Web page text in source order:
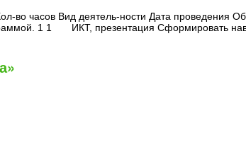
Вид деятель-ности Дата проведения
1 1 ИКТ, презентация Сформировать